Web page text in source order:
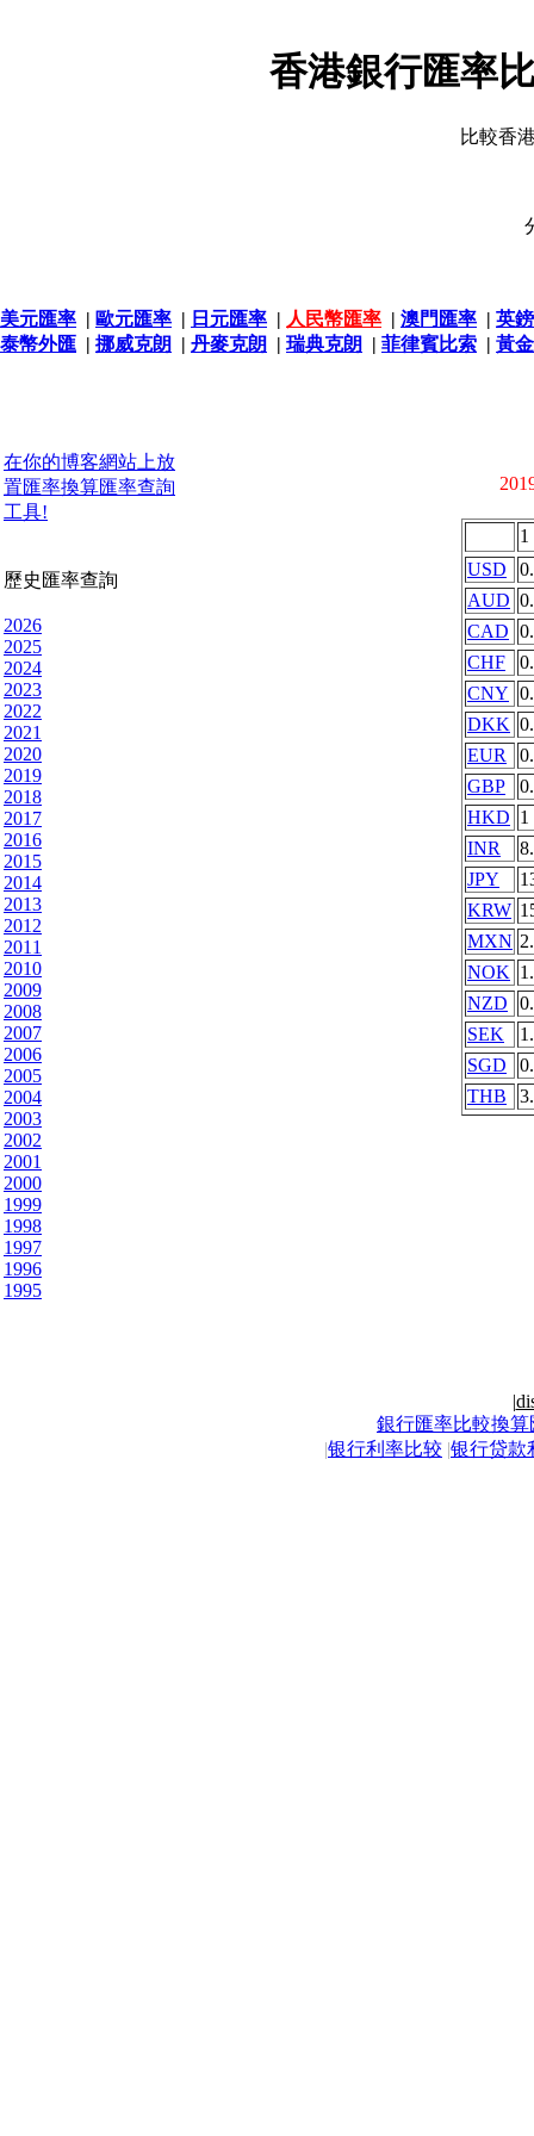
香港銀行匯率
比較香
美元匯率 | 歐元匯率 | 日元匯率 | 人民幣匯率 | 澳門匯率 | 英
泰幣外匯 | 挪威克朗 | 丹麥克朗 | 瑞典克朗 | 菲律賓比索 | 黃
在你的博客網站上放
置匯率換算匯率查詢
工具!
歷史匯率查詢
2026
2025
2024
2023
2022
2021
2020
2019
2018
2017
2016
2015
2014
2013
2012
2011
2010
2009
2008
2007
2006
2005
2004
2003
2002
2001
2000
1999
1998
1997
1996
1995
1
USD
AUD
CAD
CHF
CNY
DKK
EUR
GBP
HKD 1
INR
JPY
KRW
MXN
NOK
NZD
SEK
SGD
THB
|
銀行匯率比較換算
|银行利率比较 |银行贷款